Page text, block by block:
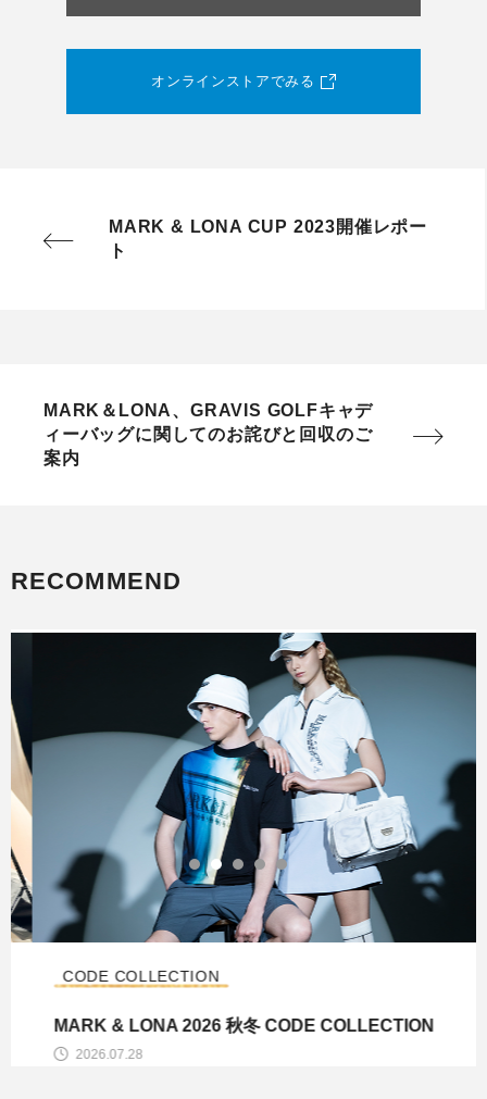
RECOMMEND
2026.07.28
CODE COLLECTION
MARK & LONA 2026 秋冬 CODE COLLECTION
オンラインストアでみる
MARK & LONA CUP 2023開催レポー
ト
MARK＆LONA、GRAVIS GOLFキャデ
ィーバッグに関してのお詫びと回収のご
案内